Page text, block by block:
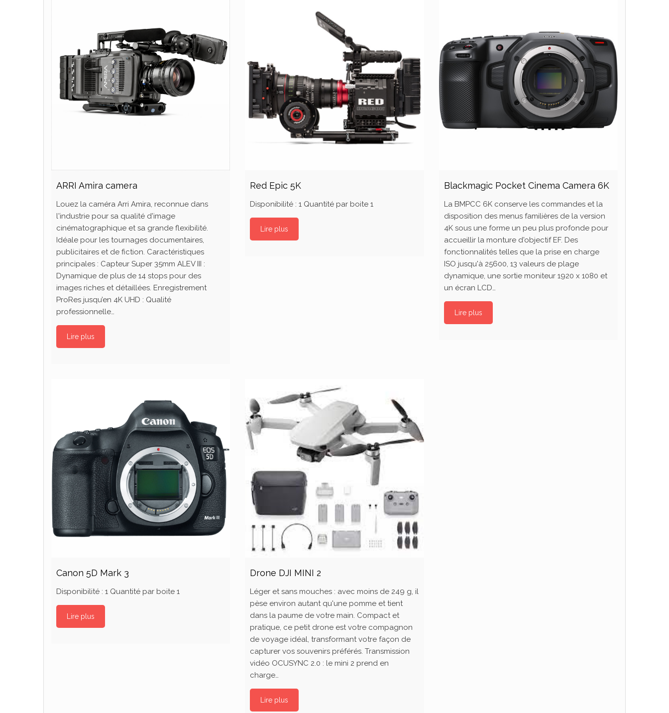
ARRI Amira camera
Louez la caméra Arri Amira, reconnue dans
l'industrie pour sa qualité d'image
cinématographique et sa grande flexibilité.
Idéale pour les tournages documentaires,
publicitaires et de fiction. Caractéristiques
principales : Capteur Super 35mm ALEV III :
Dynamique de plus de 14 stops pour des
images riches et détaillées. Enregistrement
ProRes jusqu’en 4K UHD : Qualité
professionnelle…
Lire plus
Red Epic 5K
Disponibilité : 1 Quantité par boite 1
Lire plus
Blackmagic Pocket Cinema Camera 6K
La BMPCC 6K conserve les commandes et la
disposition des menus familières de la version
4K sous une forme un peu plus profonde pour
accueillir la monture d'objectif EF. Des
fonctionnalités telles que la prise en charge
ISO jusqu'à 25600, 13 valeurs de plage
dynamique, une sortie moniteur 1920 x 1080 et
un écran LCD…
Lire plus
Canon 5D Mark 3
Disponibilité : 1 Quantité par boite 1
Lire plus
Drone DJI MINI 2
Léger et sans mouches : avec moins de 249 g, il
pèse environ autant qu'une pomme et tient
dans la paume de votre main. Compact et
pratique, ce petit drone est votre compagnon
de voyage idéal, transformant votre façon de
capturer vos souvenirs préférés. Transmission
vidéo OCUSYNC 2.0 : le mini 2 prend en
charge…
Lire plus